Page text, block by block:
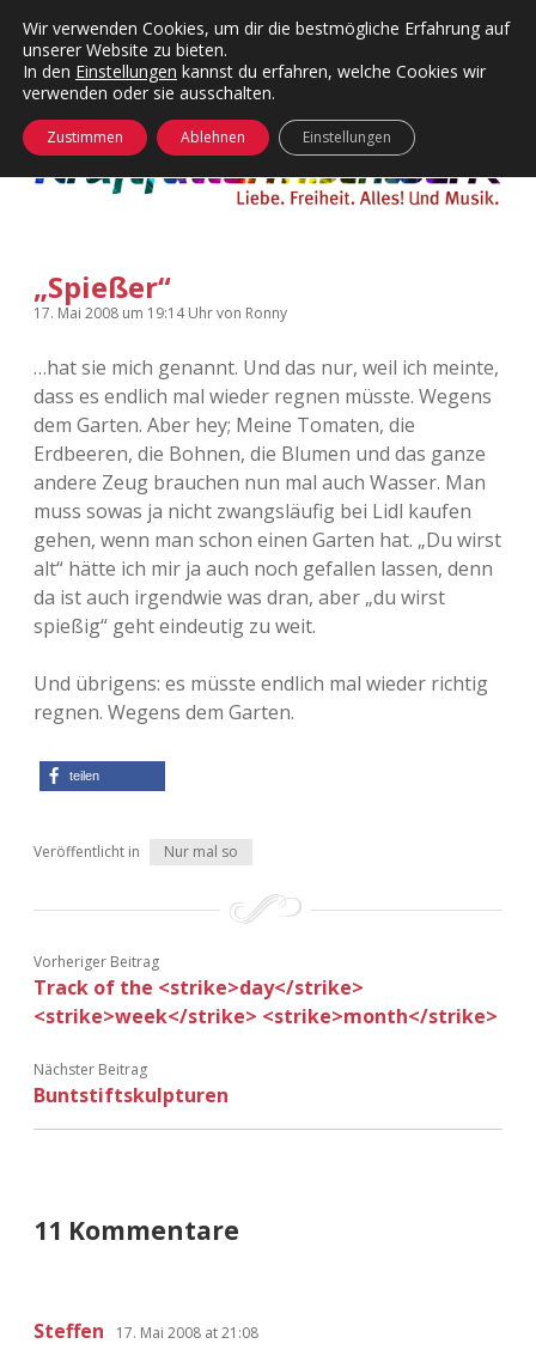
Kategorien
Menü
24 Hours Chilling
Die Wende
Kopfkinomusik
Nur mal so
Täglicher Sinnwahn
Visuelles
Wandnotizen
KFMW-Disco
Dates
Menü
öffnen
Adventskalender 2010
Adventskalender 2011
Adventskalender 2012
Adventskalender 2013
Adventskalender 2014
Adventskalender 2015
Adventskalender 2018
Adventskalender 2019
Adventskalender 2020
Adventskalender 2022
facebook
instagram
rss soundcloud
vimeoBluesky
öffnen
„Spießer“
17. Mai 2008 um 19:14 Uhrvon Ronny
…hat sie mich genannt. Und das nur, weil ich meinte,
dass es endlich mal wieder regnen müsste. Wegens
dem Garten. Aber hey; Meine Tomaten, die
Erdbeeren, die Bohnen, die Blumen und das ganze
andere Zeug brauchen nun mal auch Wasser. Man
muss sowas ja nicht zwangsläufig bei Lidl kaufen
gehen, wenn man schon einen Garten hat. „Du wirst
alt“ hätte ich mir ja auch noch gefallen lassen, denn
da ist auch irgendwie was dran, aber „du wirst
spießig“ geht eindeutig zu weit.
Und übrigens: es müsste endlich mal wieder richtig
regnen. Wegens dem Garten.
teilen
Veröffentlicht in Nur mal so
Vorheriger Beitrag
Track of the <strike>day</strike>
<strike>week</strike> <strike>month</strike>
Nächster Beitrag
Buntstiftskulpturen
11 Kommentare
Steffen 17. Mai 2008 at 21:08
Wir verwenden Cookies, um dir die bestmögliche Erfahrung auf
unserer Website zu bieten.
In den Einstellungen kannst du erfahren, welche Cookies wir
verwenden oder sie ausschalten.
Zustimmen Ablehnen Einstellungen